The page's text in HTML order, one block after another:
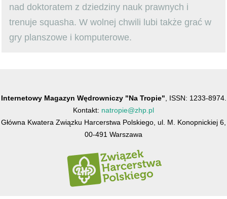
nad doktoratem z dziedziny nauk prawnych i
trenuje squasha. W wolnej chwili lubi także grać w
gry planszowe i komputerowe.
Internetowy Magazyn Wędrowniczy "Na Tropie" , ISSN: 1233-8974.
Kontakt: natropie@zhp.pl
Główna Kwatera Związku Harcerstwa Polskiego, ul. M. Konopnickiej 6,
00-491 Warszawa